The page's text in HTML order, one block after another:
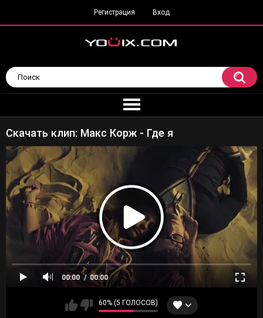
Регистрация Вход
Скачать клип: Макс Корж - Где я
00:00 00:00
60% (5 ГОЛОСОВ)